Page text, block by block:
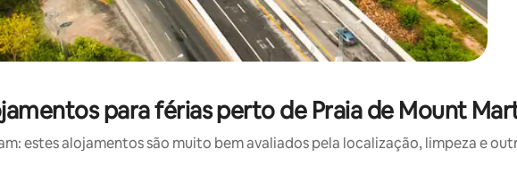
para férias perto de Praia de Mount
estes alojamentos são muito bem avaliados pela localização, limpeza e